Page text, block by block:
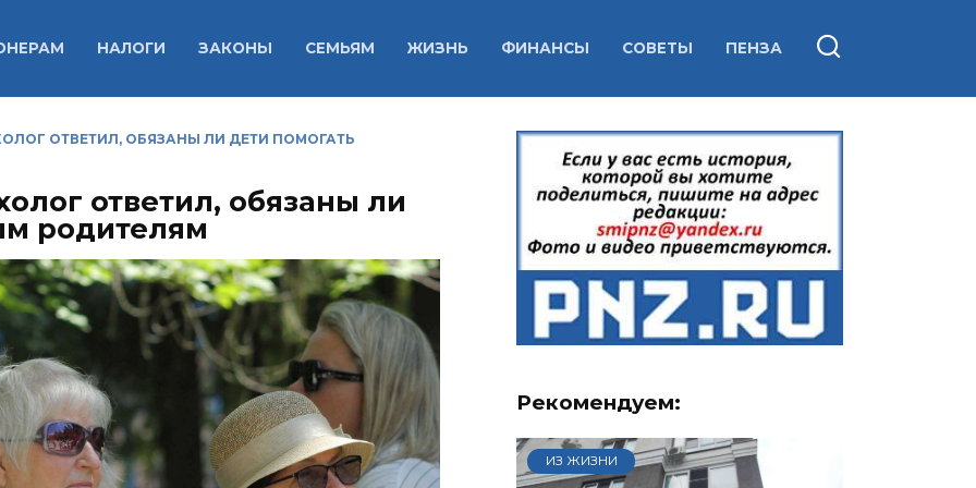
НАЛОГИ ЗАКОНЫ СЕМЬЯМ ЖИЗНЬ ФИНАНСЫ СОВЕТЫ ПЕНЗА
ОТВЕТИЛ, ОБЯЗАНЫ ЛИ ДЕТИ ПОМОГАТЬ
ответил, обязаны ли
родителям
Рекомендуем:
ИЗ ЖИЗНИ